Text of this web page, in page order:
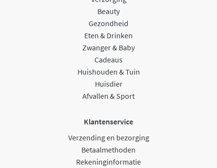
Beauty
Gezondheid
Eten & Drinken
Zwanger & Baby
Cadeaus
Huishouden & Tuin
Huisdier
Afvallen & Sport
Klantenservice
Verzending en bezorging
Betaalmethoden
Rekeninginformatie